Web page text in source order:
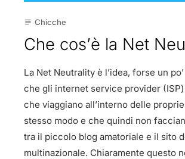
subject Chicche
Che cos’è la Net
La Net Neutrality è l’idea, forse un
che gli internet service provider
che viaggiano all’interno delle
stesso modo e che quindi non
tra il piccolo blog amatoriale e il sito
multinazionale. Chiaramente questo